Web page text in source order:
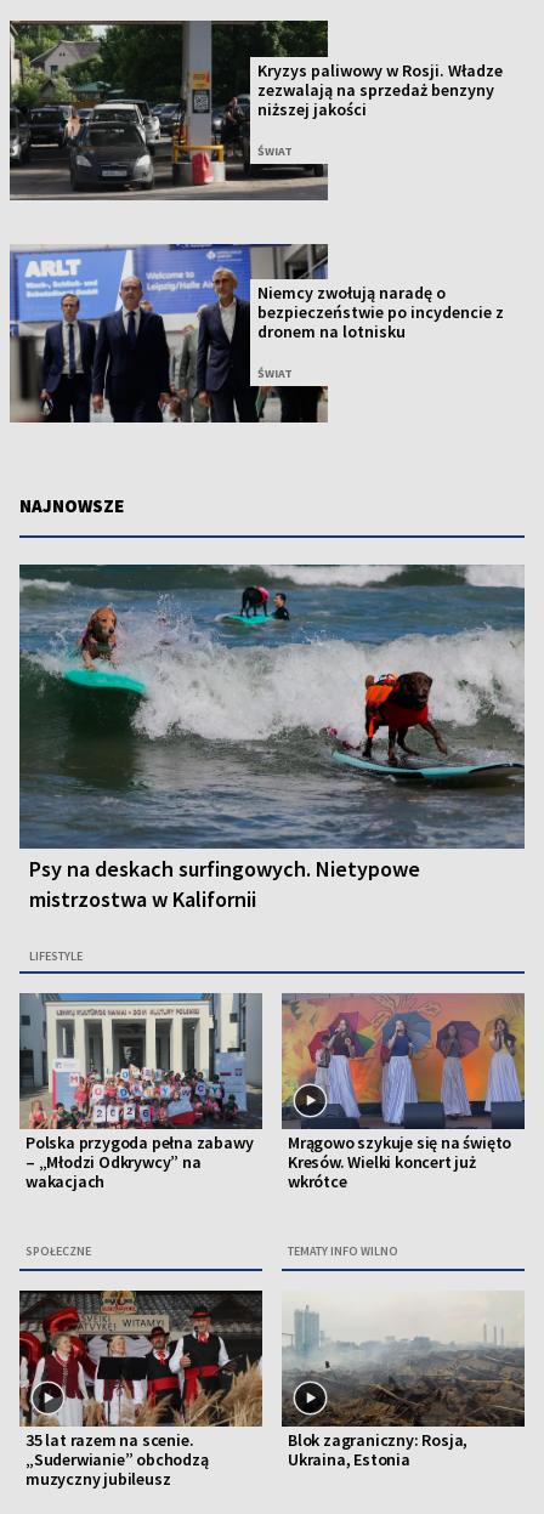
Kryzys paliwowy w Rosji. Władze
zezwalają na sprzedaż benzyny
niższej jakości
ŚWIAT
Niemcy zwołują naradę o
bezpieczeństwie po incydencie z
dronem na lotnisku
ŚWIAT
NAJNOWSZE
Psy na deskach surfingowych. Nietypowe
mistrzostwa w Kalifornii
LIFESTYLE
Polska przygoda pełna zabawy
– „Młodzi Odkrywcy” na
wakacjach
SPOŁECZNE
Mrągowo szykuje się na święto
Kresów. Wielki koncert już
wkrótce
TEMATY INFO WILNO
35 lat razem na scenie.
„Suderwianie” obchodzą
muzyczny jubileusz
Blok zagraniczny: Rosja,
Ukraina, Estonia